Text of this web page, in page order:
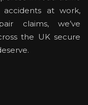
accidents at work,
claims, we’ve
the UK secure